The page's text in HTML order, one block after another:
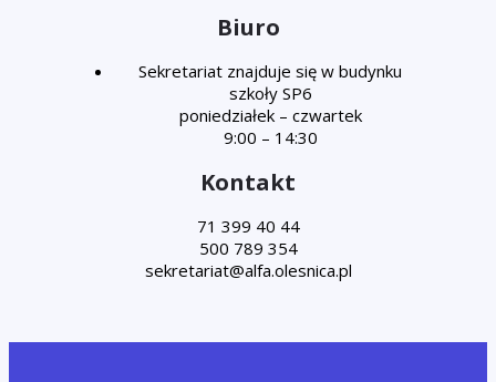
Biuro
Sekretariat znajduje się w budynku
szkoły SP6
poniedziałek – czwartek
9:00 – 14:30
Kontakt
71 399 40 44
500 789 354